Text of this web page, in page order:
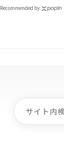
Recommended by